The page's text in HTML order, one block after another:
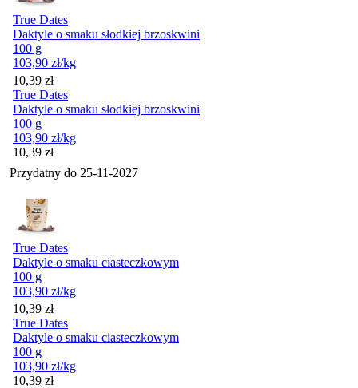
True Dates
Daktyle o smaku słodkiej brzoskwini
100 g
103,90 zł/kg
Cena
10,39 zł
True Dates
Daktyle o smaku słodkiej brzoskwini
100 g
103,90 zł/kg
Cena
10,39 zł
Przydatny do 25-11-2027
True Dates
Daktyle o smaku ciasteczkowym
100 g
103,90 zł/kg
Cena
10,39 zł
True Dates
Daktyle o smaku ciasteczkowym
100 g
103,90 zł/kg
Cena
10,39 zł